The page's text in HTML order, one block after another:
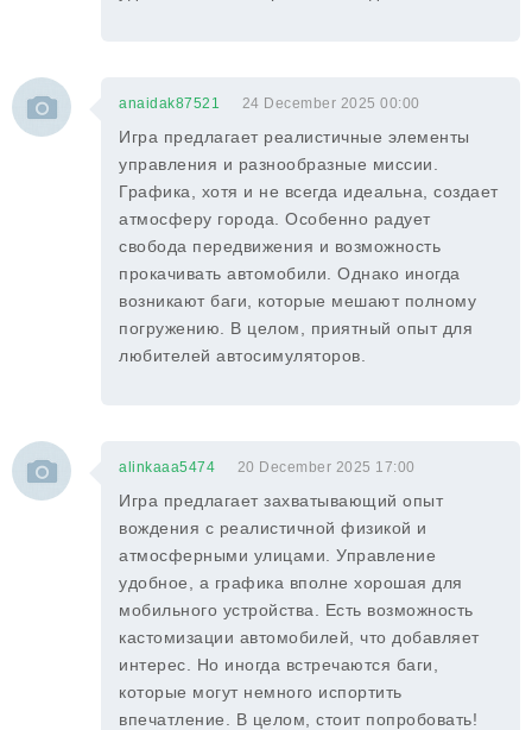
anaidak87521 24 December 2025 00:00
Игра предлагает реалистичные элементы
управления и разнообразные миссии.
Графика, хотя и не всегда идеальна, создает
атмосферу города. Особенно радует
свобода передвижения и возможность
прокачивать автомобили. Однако иногда
возникают баги, которые мешают полному
погружению. В целом, приятный опыт для
любителей автосимуляторов.
alinkaaa5474 20 December 2025 17:00
Игра предлагает захватывающий опыт
вождения с реалистичной физикой и
атмосферными улицами. Управление
удобное, а графика вполне хорошая для
мобильного устройства. Есть возможность
кастомизации автомобилей, что добавляет
интерес. Но иногда встречаются баги,
которые могут немного испортить
впечатление. В целом, стоит попробовать!